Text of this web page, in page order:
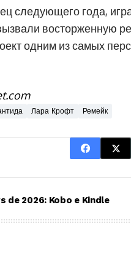
следующего года,
восторженную
одним из самых
Лара Крофт Ремейк
de 2026: Kobo e Kindle